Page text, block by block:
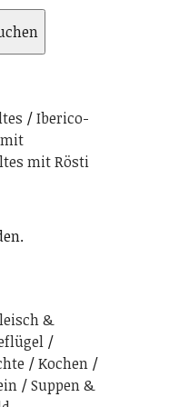
Iberico-
mit Rösti
&
Kochen
Suppen &